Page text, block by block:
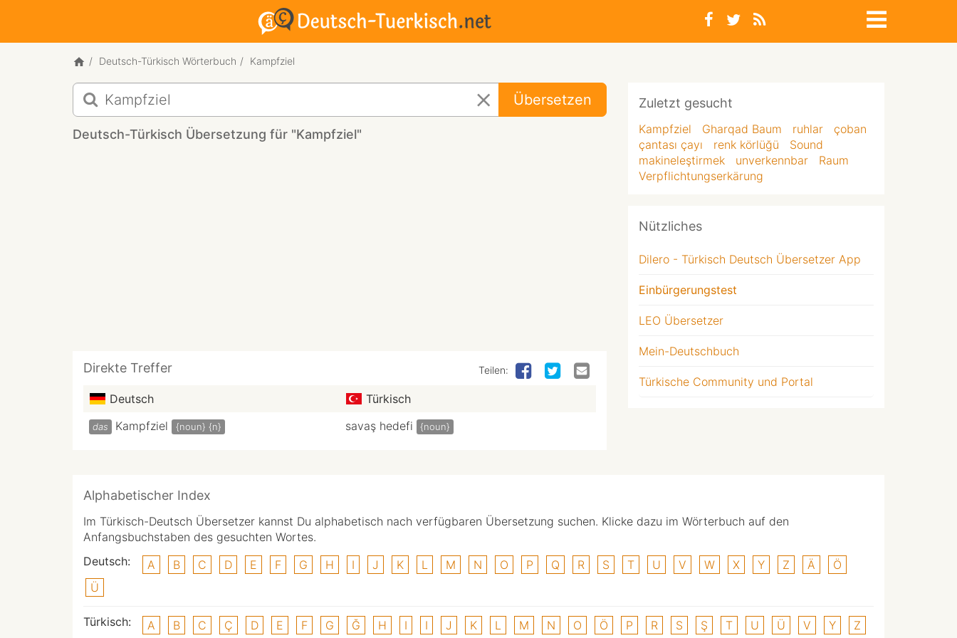
Deutsch-Türkisch Wörterbuch Kampfziel
Deutsch-
Türkisch
Übersetzung
für
Übersetzen
Deutsch-Türkisch Übersetzung für "Kampfziel"
Direkte Treffer Teilen:
Deutsch Türkisch
das Kampfziel {noun} {n} savaş hedefi {noun}
Zuletzt gesucht
Kampfziel Gharqad Baum ruhlar
çoban
çantası çayı
renk körlüğü
Sound
makineleştirmek
unverkennbar
Raum
Verpflichtungserkärung
Nützliches
Dilero - Türkisch Deutsch Übersetzer App
Einbürgerungstest
LEO Übersetzer
Mein-Deutschbuch
Türkische Community und Portal
Alphabetischer Index
Im Türkisch-Deutsch Übersetzer kannst Du alphabetisch nach verfügbaren Übersetzung suchen. Klicke dazu im Wörterbuch auf den
Anfangsbuchstaben des gesuchten Wortes.
Deutsch:
A B C D E F G H I J K L M N O P Q R S T U V W X Y Z Ä
Ö
Ü
Türkisch: A B C Ç D E F G Ğ H I I J K L M N O Ö P R S Ş T U Ü V Y Z